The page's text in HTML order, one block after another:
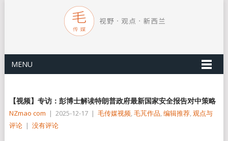
MENU
【视频】专访：彭博士解读特朗普政府最新国家安全报告对中策略
NZmao com | 2025-12-17 | 毛传媒视频,毛芃作品,编辑推荐,观点与
评论 | 没有评论